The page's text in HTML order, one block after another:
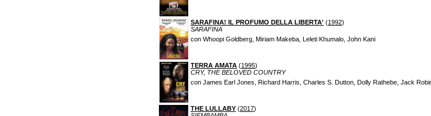
SARAFINA! IL PROFUMO DELLA LIBERTA' (1992)
SARAFINA
con Whoopi Goldberg, Miriam Makeba, Leleti Khumalo, John Kani
TERRA AMATA (1995)
CRY, THE BELOVED COUNTRY
con James Earl Jones, Richard Harris, Charles S. Dutton, Dolly Rathebe, Jack
THE LULLABY (2017)